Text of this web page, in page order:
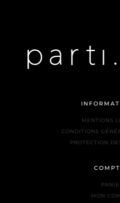
MENTIONS
CONDITIONS
PROTECTION
MON